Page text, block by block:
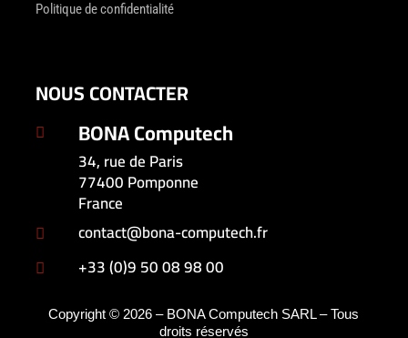
Politique de confidentialité
NOUS CONTACTER
 BONA Computech
34, rue de Paris
77400 Pomponne
France
 contact@bona-computech.fr
 +33 (0)9 50 08 98 00
Copyright © 2026 – BONA Computech SARL – Tous
droits réservés